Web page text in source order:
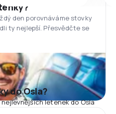
den porovnáváme stovky
ty nejlepší. Přesvědčte se
do Osla?
letenek do Osla